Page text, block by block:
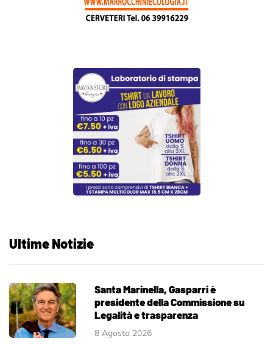
Ultime Notizie
Santa Marinella, Gasparri è
presidente della Commissione su
Legalità e trasparenza
8 Agosto 2026